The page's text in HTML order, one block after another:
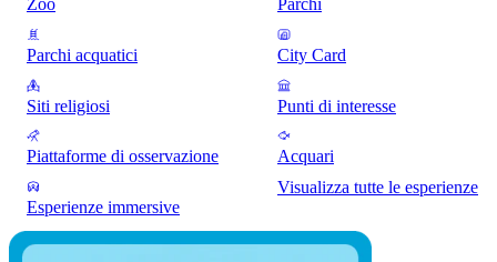
Zoo Parchi
Parchi acquatici City Card
Siti religiosi Punti di interesse
Piattaforme di osservazione Acquari
Esperienze immersive
Visualizza tutte le esperienze